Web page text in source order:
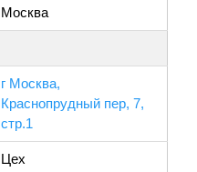
Москва
г Москва,
Краснопрудный пер, 7,
стр.1
Цех